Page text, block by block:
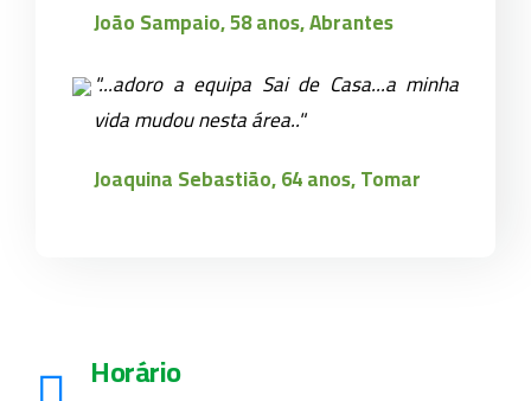
João Sampaio, 58 anos, Abrantes
"...adoro a equipa Sai de Casa...a minha
vida mudou nesta área.."
Joaquina Sebastião, 64 anos, Tomar
Horário